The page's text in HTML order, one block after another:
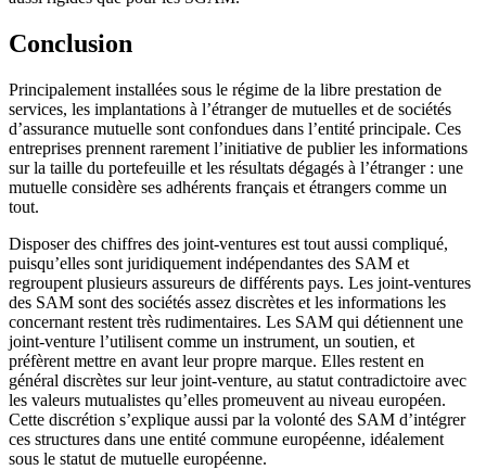
Conclusion
Principalement installées sous le régime de la libre prestation de
services, les implantations à l’étranger de mutuelles et de sociétés
d’assurance mutuelle sont confondues dans l’entité principale. Ces
entreprises prennent rarement l’initiative de publier les informations
sur la taille du portefeuille et les résultats dégagés à l’étranger : une
mutuelle considère ses adhérents français et étrangers comme un
tout.
Disposer des chiffres des joint-ventures est tout aussi compliqué,
puisqu’elles sont juridiquement indépendantes des SAM et
regroupent plusieurs assureurs de différents pays. Les joint-ventures
des SAM sont des sociétés assez discrètes et les informations les
concernant restent très rudimentaires. Les SAM qui détiennent une
joint-venture l’utilisent comme un instrument, un soutien, et
préfèrent mettre en avant leur propre marque. Elles restent en
général discrètes sur leur joint-venture, au statut contradictoire avec
les valeurs mutualistes qu’elles promeuvent au niveau européen.
Cette discrétion s’explique aussi par la volonté des SAM d’intégrer
ces structures dans une entité commune européenne, idéalement
sous le statut de mutuelle européenne.